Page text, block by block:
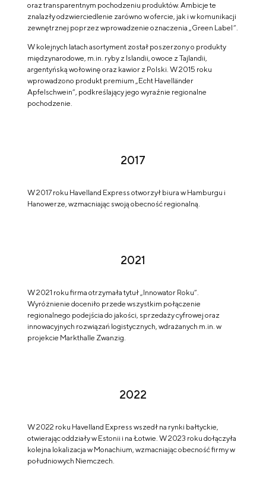
oraz transparentnym pochodzeniu produktów. Ambicje te
znalazły odzwierciedlenie zarówno w ofercie, jak i w komunikacji
zewnętrznej poprzez wprowadzenie oznaczenia „Green Label”.
W kolejnych latach asortyment został poszerzony o produkty
międzynarodowe, m.in. ryby z Islandii, owoce z Tajlandii,
argentyńską wołowinę oraz kawior z Polski. W 2015 roku
wprowadzono produkt premium „Echt Havelländer
Apfelschwein”, podkreślający jego wyraźnie regionalne
pochodzenie.
2017
W 2017 roku Havelland Express otworzył biura w Hamburgu i
Hanowerze, wzmacniając swoją obecność regionalną.
2021
W 2021 roku firma otrzymała tytuł „Innowator Roku”.
Wyróżnienie doceniło przede wszystkim połączenie
regionalnego podejścia do jakości, sprzedaży cyfrowej oraz
innowacyjnych rozwiązań logistycznych, wdrażanych m.in. w
projekcie Markthalle Zwanzig.
2022
W 2022 roku Havelland Express wszedł na rynki bałtyckie,
otwierając oddziały w Estonii i na Łotwie. W 2023 roku dołączyła
kolejna lokalizacja w Monachium, wzmacniając obecność firmy w
południowych Niemczech.